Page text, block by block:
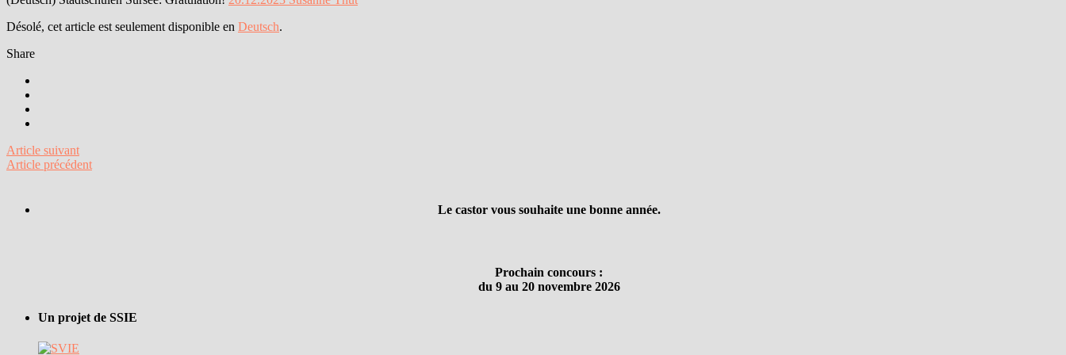
Désolé, cet article est seulement disponible en Deutsch.
Share
Article suivant
Article précédent
Le castor vous souhaite une bonne année.
Prochain concours :
du 9 au 20 novembre 2026
Un projet de SSIE